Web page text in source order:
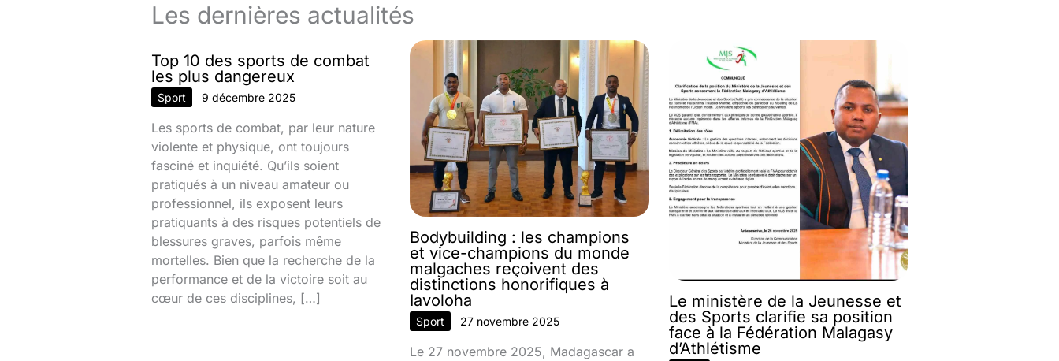
Les dernières actualités
Top 10 des sports de combat
les plus dangereux
Sport 9 décembre 2025
Les sports de combat, par leur nature
violente et physique, ont toujours
fasciné et inquiété. Qu’ils soient
pratiqués à un niveau amateur ou
professionnel, ils exposent leurs
pratiquants à des risques potentiels de
blessures graves, parfois même
mortelles. Bien que la recherche de la
performance et de la victoire soit au
cœur de ces disciplines, […]
Bodybuilding : les champions
et vice-champions du monde
malgaches reçoivent des
distinctions honorifiques à
Iavoloha
Sport 27 novembre 2025
Le 27 novembre 2025, Madagascar a
Le ministère de la Jeunesse et
des Sports clarifie sa position
face à la Fédération Malagasy
d’Athlétisme